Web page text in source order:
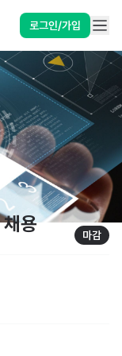
로그인/가입
용
마감